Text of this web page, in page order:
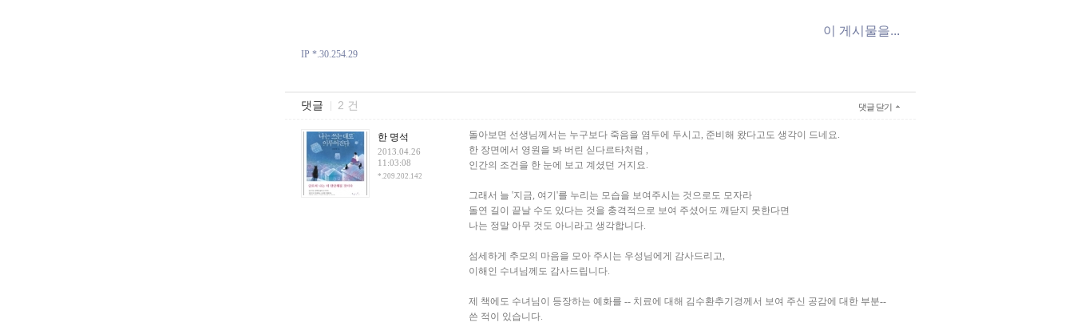
이 게시물을...
IP *.30.254.29
댓글 2 건 댓글 닫기
한 명석
2013.04.26
11:03:08
*.209.202.142
돌아보면 선생님께서는 누구보다 죽음을 염두에 두시고, 준비해 왔다고도 생각이 드네요.
한 장면에서 영원을 봐 버린 싣다르타처럼 ,
인간의 조건을 한 눈에 보고 계셨던 거지요.
그래서 늘 '지금, 여기'를 누리는 모습을 보여주시는 것으로도 모자라
돌연 길이 끝날 수도 있다는 것을 충격적으로 보여 주셨어도 깨닫지 못한다면
나는 정말 아무 것도 아니라고 생각합니다.
섬세하게 추모의 마음을 모아 주시는 우성님에게 감사드리고,
이해인 수녀님께도 감사드립니다.
제 책에도 수녀님이 등장하는 예화를 -- 치료에 대해 김수환추기경께서 보여 주신 공감에 대한 부분--
쓴 적이 있습니다.